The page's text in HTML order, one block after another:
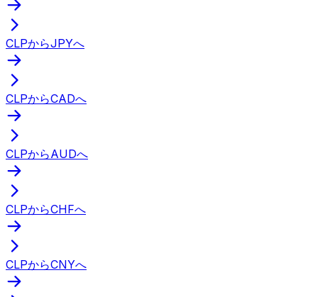
CLPからJPYへ
CLPからCADへ
CLPからAUDへ
CLPからCHFへ
CLPからCNYへ